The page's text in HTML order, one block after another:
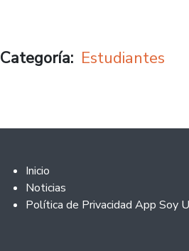
Categoría Estudiantes
Footer 2
Inicio
Noticias
Política de Privacidad App Soy